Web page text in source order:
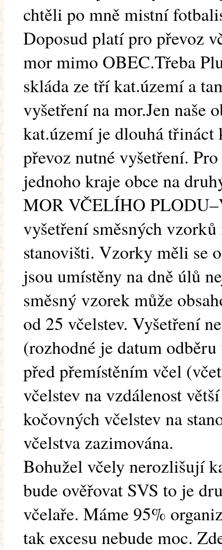
chtěli po mně mistní
Doposud platí pro převoz
mor mimo OBEC.Třeba
skláda ze tří kat.území a
vyšetření na mor.Jen naše
kat.území je dlouhá
převoz nutné vyšetření.
jednoho kraje obce na
MOR VČELÍHO
vyšetření směsných
stanovišti. Vzorky měli se
jsou umístěny na dně úlů
směsný vzorek může
od 25 včelstev. Vyšetření
(rozhodné je datum
před přemístěním včel
včelstev na vzdálenost
kočovných včelstev na
včelstva zazimována.
Bohužel včely nerozlišují
bude ověřovat SVS to je
včelaře. Máme 95%
tak excesu nebude moc.